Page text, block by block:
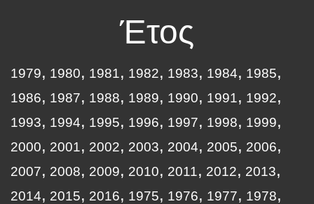
Έτος
1979 1980 1981 1982 1983 1984
1985
1986
1987 1988 1989 1990 1991
1992
1993
1994 1995 1996 1997 1998
1999
2000
2001 2002 2003 2004 2005
2006
2007
2008 2009 2010 2011 2012
2013
2014
2015 2016 1975 1976 1977
1978